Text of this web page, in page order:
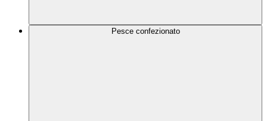
Pesce confezionato